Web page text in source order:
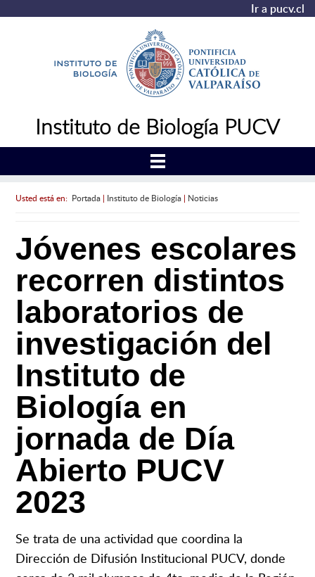
Ir a pucv.cl
Instituto de Biología PUCV
Usted está en: Portada| Instituto de Biología| Noticias
Jóvenes escolares
recorren distintos
laboratorios de
investigación del
Instituto de
Biología en
jornada de Día
Abierto PUCV
2023
Se trata de una actividad que coordina la
Dirección de Difusión Institucional PUCV, donde